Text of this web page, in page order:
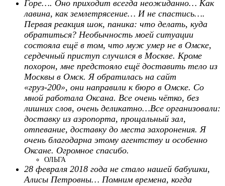
Горе…. Оно приходит всегда неожиданно… Как
лавина, как землетрясение… И не спастись….
Первая реакция шок, паника: что делать, куда
обратиться? Необычность моей ситуации
состояла ещё в том, что муж умер не в Омске,
сердечный приступ случился в Москве. Кроме
похорон, мне предстояло ещё доставить тело из
Москвы в Омск. Я обратилась на сайт
«груз-200», они направили к бюро в Омске. Со
мной работала Оксана. Все очень чётко, без
лишних слов, очень деликатно…Все организовали:
доставку из аэропорта, прощальный зал,
отпевание, доставку до места захоронения. Я
очень благодарна этому агентству и особенно
Оксане. Огромное спасибо.
ОЛЬГА
28 февраля 2018 года не стало нашей бабушки,
Алисы Петровны… Помним времена, когда